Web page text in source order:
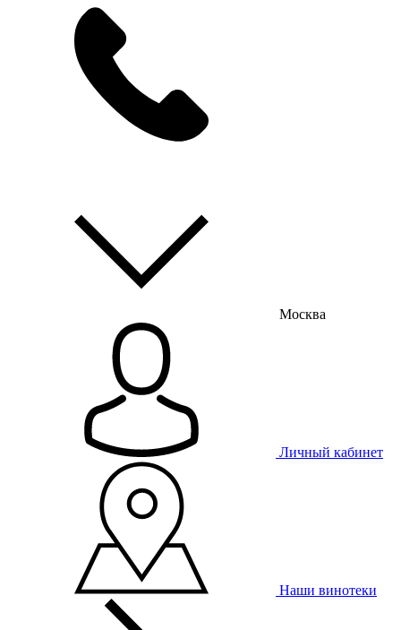
Москва
Личный кабинет
Наши винотеки